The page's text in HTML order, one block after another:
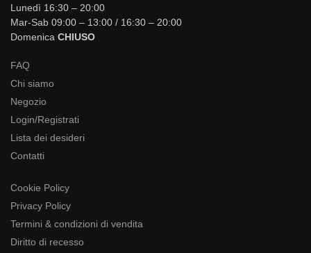
Lunedì 16:30 – 20:00
Mar-Sab 09:00 – 13:00 / 16:30 – 20:00
Domenica CHIUSO
FAQ
Chi siamo
Negozio
Login/Registrati
Lista dei desideri
Contatti
Cookie Policy
Privacy Policy
Termini & condizioni di vendita
Diritto di recesso